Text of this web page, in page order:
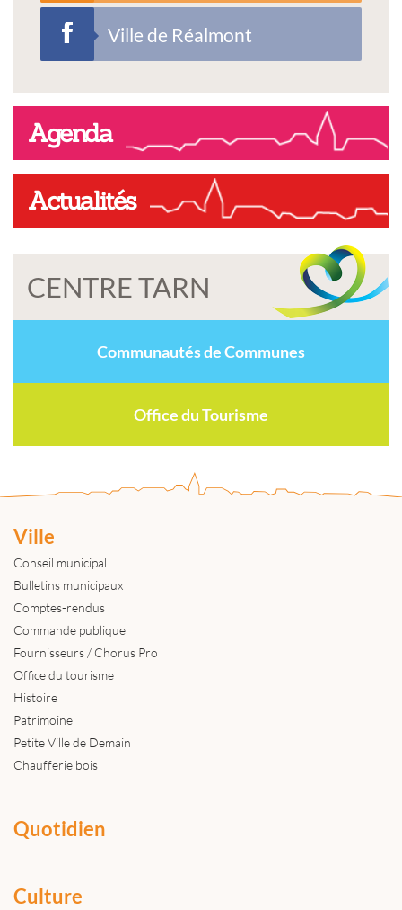
Ville de Réalmont
Agenda
Actualités
CENTRE TARN
Communautés de Communes
Office du Tourisme
Ville
Conseil municipal
Bulletins municipaux
Comptes-rendus
Commande publique
Fournisseurs / Chorus Pro
Office du tourisme
Histoire
Patrimoine
Petite Ville de Demain
Chaufferie bois
Quotidien
Culture